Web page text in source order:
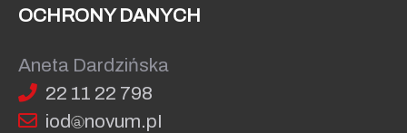
OCHRONY DANYCH
Aneta Dardzińska
22 11 22 798
iod
novum.pI